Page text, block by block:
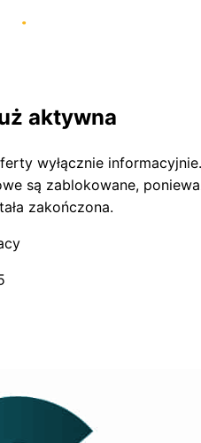
aktywna
wyłącznie informacyjnie.
są zablokowane,
zakończona.